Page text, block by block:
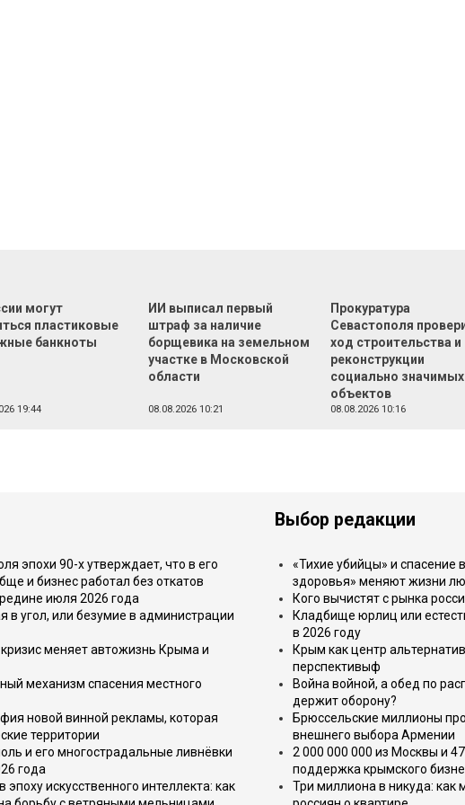
могут
пластиковые
банкноты
19:44
ИИ выписал первый
штраф за наличие
борщевика на земельном
участке в Московской
области
08.08.2026 10:21
Прокуратура
Севастополя
ход строительства и
реконструкции
социально значимых
объектов
08.08.2026 10:16
эпохи 90-х утверждает, что в его
и бизнес работал без откатов
июля 2026 года
в угол, или безумие в администрации
меняет автожизнь Крыма и
механизм спасения местного
новой винной рекламы, которая
территории
и его многострадальные ливнёвки
года
искусственного интеллекта: как
Выбор редакции
«Тихие убийцы» и спасение
здоровья» меняют жизни
Кого вычистят с рынка
Кладбище юрлиц или
в 2026 году
Крым как центр
перспективыф
Война войной, а обед по
держит оборону?
Брюссельские миллионы
внешнего выбора Армении
2 000 000 000 из Москвы и
поддержка крымского
Три миллиона в никуда: